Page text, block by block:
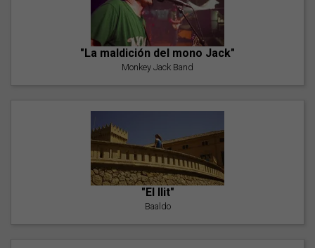
"La maldición del mono Jack"
Monkey Jack Band
"El llit"
Baaldo